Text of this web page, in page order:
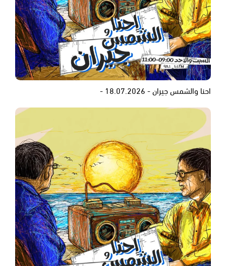
احنا والشمس جيران - 18.07.2026 -